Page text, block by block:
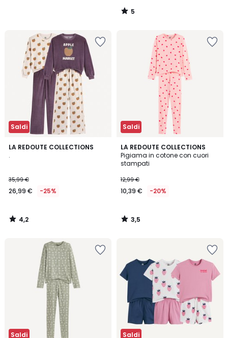
5
/
Saldi
LA REDOUTE COLLECTIONS
.
35,99 €
26,99 € -25%
4,2
4,2
/
Saldi
LA REDOUTE COLLECTIONS
Pigiama in cotone con cuori
stampati
12,99 €
10,39 € -20%
3,5
/ 5
3,5
/
Saldi Saldi